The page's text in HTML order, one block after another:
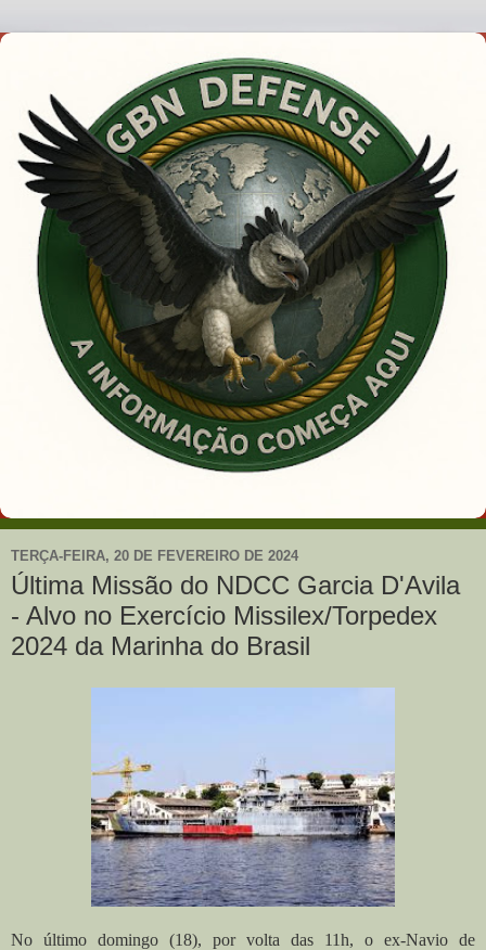
TERÇA-FEIRA, 20 DE FEVEREIRO DE 2024
Última Missão do NDCC Garcia D'Avila
- Alvo no Exercício Missilex/Torpedex
2024 da Marinha do Brasil
No último domingo (18), por volta das 11h, o ex-Navio de